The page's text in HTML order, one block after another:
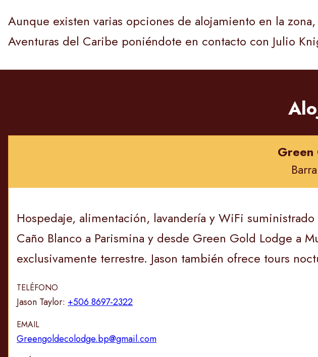
Aunque existen varias opciones de alojamiento en la
Aventuras del Caribe poniéndote en contacto con Julio
Green
Hospedaje, alimentación, lavandería y WiFi
Caño Blanco a Parismina y desde Green Gold Lodge a
exclusivamente terrestre. Jason también ofrece tours
TELÉFONO
Jason Taylor: +506 8697-2322
EMAIL
Greengoldecolodge.bp@gmail.com